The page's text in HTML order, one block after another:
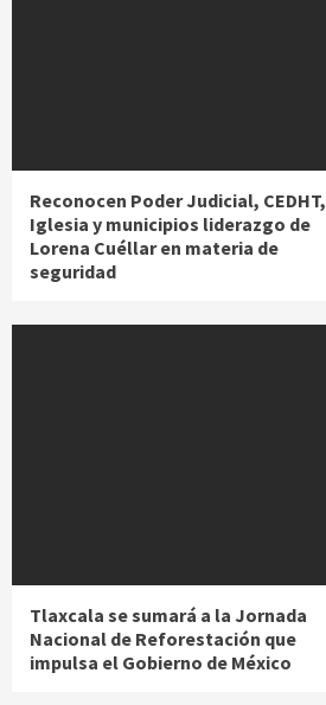
Reconocen Poder Judicial, CEDHT,
Iglesia y municipios liderazgo de
Lorena Cuéllar en materia de
seguridad
Tlaxcala se sumará a la Jornada
Nacional de Reforestación que
impulsa el Gobierno de México